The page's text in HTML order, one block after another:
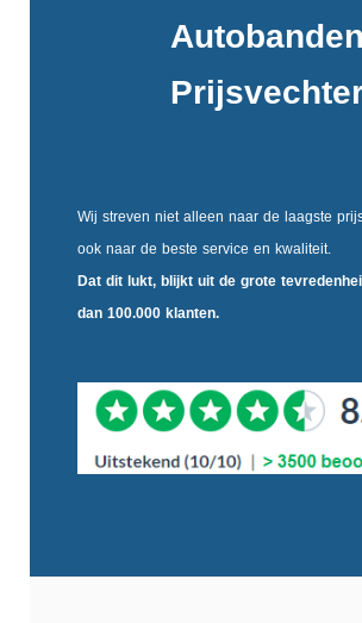
Autobanden
Wij streven niet alleen naar de laagste
ook naar de beste service en kwaliteit.
Dat dit lukt, blijkt uit de grote
dan 100.000 klanten.